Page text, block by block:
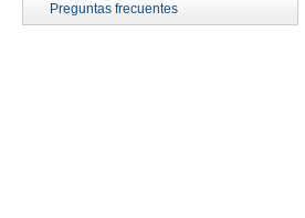
Preguntas frecuentes